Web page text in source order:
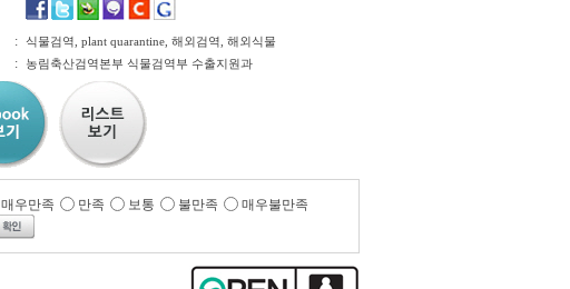
:
식물검역, plant quarantine, 해외검역, 해외식물
: 농림축산검역본부 식물검역부 수출지원과
매우만족 만족 보통 불만족 매우불만족